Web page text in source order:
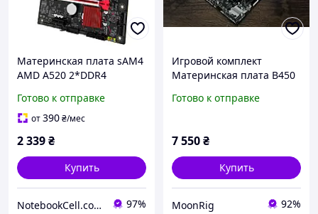
Материнская плата sAM4
AMD A520 2*DDR4
у
Готово к отправке
от390₴/мес
2 339₴
Купить
NotebookCell.com.ua 97%
Игровой комплект
Материнская плата B450
8GB DDR4
Готово к отправке
7 550₴
Купить
MoonRig 92%